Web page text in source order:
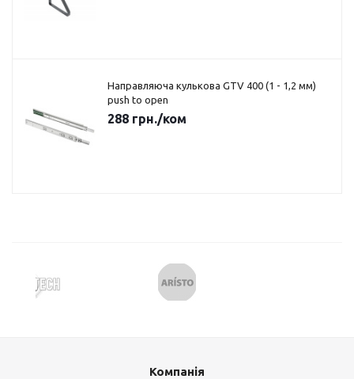
Направляюча кулькова GTV 400 (1 - 1,2 мм)
push to open
288 грн./ком
Компанія